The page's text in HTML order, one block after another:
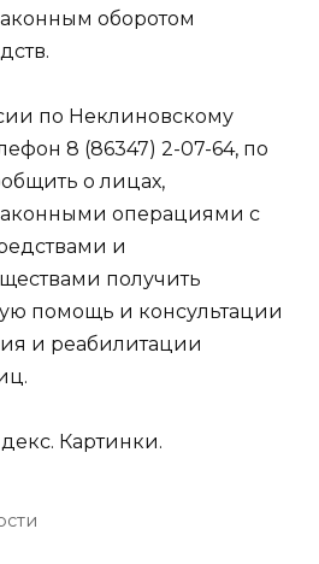
оборотом
по Неклиновскому
8 (86347) 2-07-64, по
о лицах,
операциями с
и
получить
помощь и консультации
и реабилитации
Картинки.